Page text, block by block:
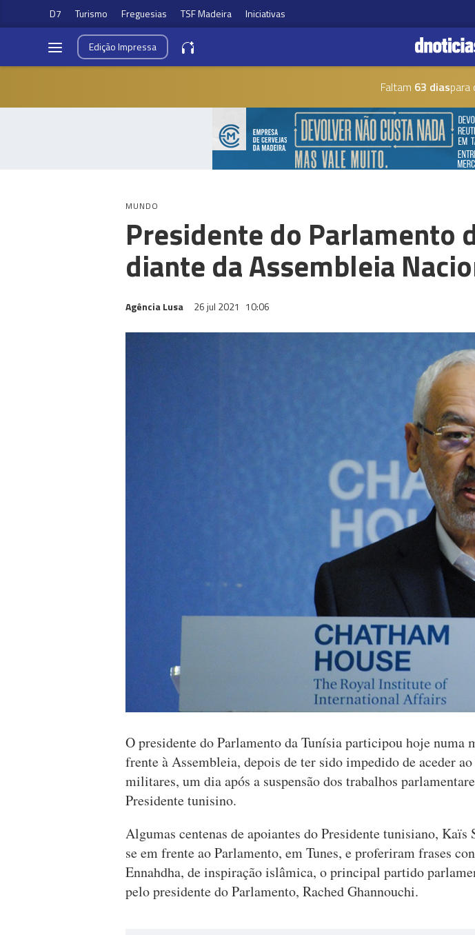
D7 Turismo Freguesias TSF Madeira Iniciativas
EdiçãoImpressa
Faltam 63 diaspara
MUNDO
Presidente do Parlamento
diante da Assembleia
Agência Lusa 26 jul 2021 10:06
O presidente do Parlamento da Tunísia participou hoje numa
frente à Assembleia, depois de ter sido impedido de aceder
militares, um dia após a suspensão dos trabalhos
Presidente tunisino.
Algumas centenas de apoiantes do Presidente tunisiano, Kaïs
se em frente ao Parlamento, em Tunes, e proferiram frases
Ennahdha, de inspiração islâmica, o principal partido
pelo presidente do Parlamento, Rached Ghannouchi.